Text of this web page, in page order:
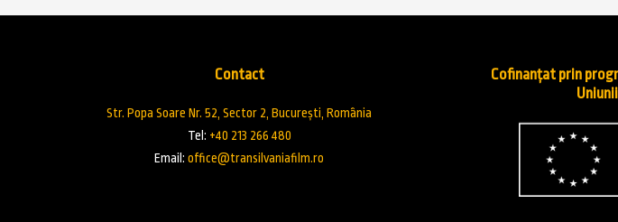
Contact
Str. Popa Soare Nr. 52, Sector 2, București, România
Tel: +40 213 266 480
Email:office@transilvaniafilm.ro
Cofinanțat prin